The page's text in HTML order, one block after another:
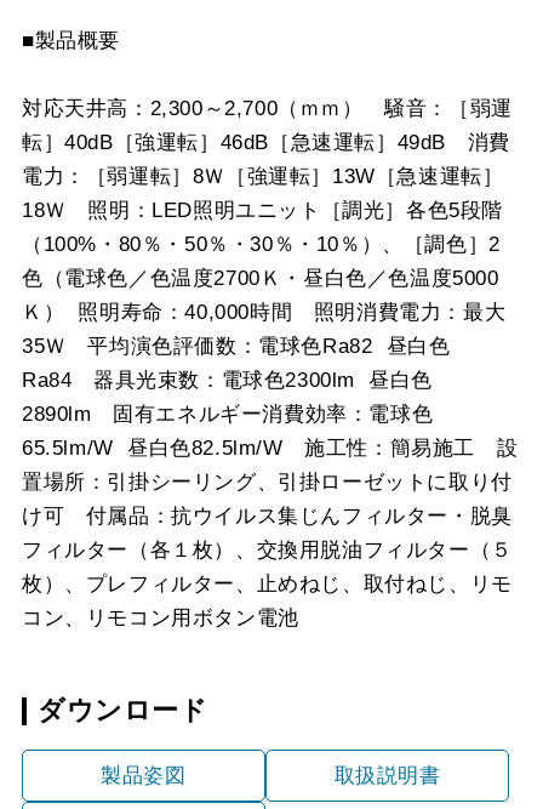
■製品概要
対応天井高：2,300～2,700（ｍｍ） 騒音：［弱運
転］40dB［強運転］46dB［急速運転］49dB 消費
電力：［弱運転］8Ｗ［強運転］13W［急速運転］
18Ｗ 照明：LED照明ユニット［調光］各色5段階
（100%・80％・50％・30％・10％）、［調色］2
色（電球色／色温度2700Ｋ・昼白色／色温度5000
Ｋ） 照明寿命：40,000時間 照明消費電力：最大
35Ｗ 平均演色評価数：電球色Ra82 昼白色
Ra84 器具光束数：電球色2300lm 昼白色
2890lm 固有エネルギー消費効率：電球色
65.5lm/W 昼白色82.5lm/W 施工性：簡易施工 設
置場所：引掛シーリング、引掛ローゼットに取り付
け可 付属品：抗ウイルス集じんフィルター・脱臭
フィルター（各１枚）、交換用脱油フィルター（５
枚）、プレフィルター、止めねじ、取付ねじ、リモ
コン、リモコン用ボタン電池
ダウンロード
製品姿図 取扱説明書